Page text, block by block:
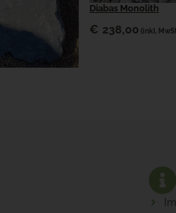
Diabas Monolith
€ 238,00 (inkl.